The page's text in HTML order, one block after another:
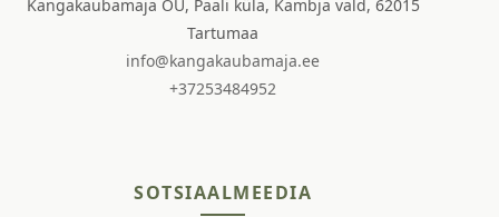
Kangakaubamaja OÜ, Paali küla, Kambja vald, 62015
Tartumaa
info@kangakaubamaja.ee
+37253484952
SOTSIAALMEEDIA